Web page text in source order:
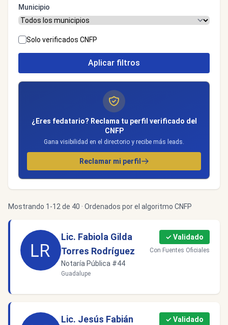
Municipio
Solo verificados CNFP
Aplicar filtros
¿Eres fedatario? Reclama tu perfil verificado del
CNFP
Gana visibilidad en el directorio y recibe más leads.
Reclamar mi perfil
Mostrando 1-12 de 40 · Ordenados por el algoritmo CNFP
Lic. Fabiola Gilda
Torres Rodríguez
Notaría Pública #44
Guadalupe
✓ Validado
Con Fuentes Oficiales
Lic. Jesús Fabián
✓ Validado